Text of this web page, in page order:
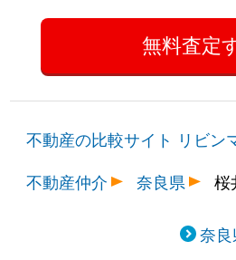
不動産の比較サイト リビン
不動産仲介
奈良県 桜
奈